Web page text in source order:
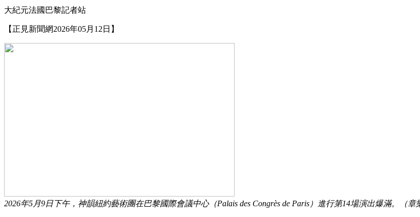
大紀元法國巴黎記者站
【正見新聞網2026年05月12日】
2026年5月9日下午，神韻紐約藝術團在巴黎國際會議中心（Palais des Congrès de Paris）進行第14場演出爆滿。（章